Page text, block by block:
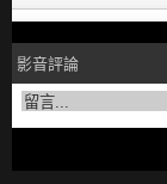
影音評論